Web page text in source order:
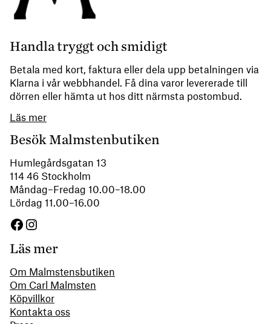
Handla tryggt och smidigt
Betala med kort, faktura eller dela upp betalningen via
Klarna i vår webbhandel. Få dina varor levererade till
dörren eller hämta ut hos ditt närmsta postombud.
Läs mer
Besök Malmstenbutiken
Humlegårdsgatan 13
114 46 Stockholm
Måndag–Fredag 10.00–18.00
Lördag 11.00–16.00
Facebook
Instagram
Läs mer
Om Malmstensbutiken
Om Carl Malmsten
Köpvillkor
Kontakta oss